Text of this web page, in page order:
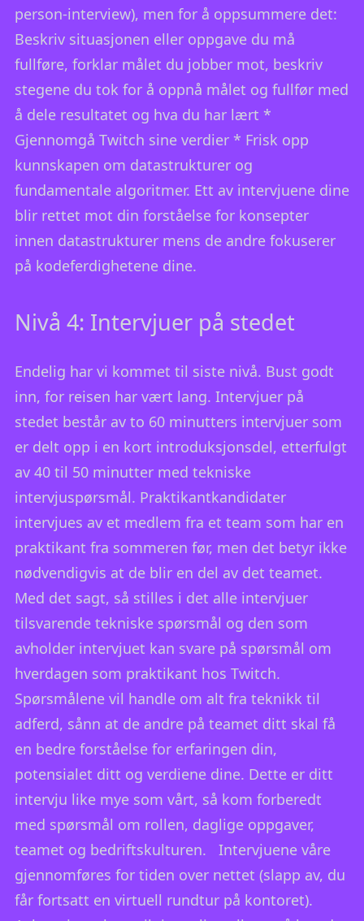
person-interview), men for å oppsummere det:
Beskriv situasjonen eller oppgave du må
fullføre, forklar målet du jobber mot, beskriv
stegene du tok for å oppnå målet og fullfør med
å dele resultatet og hva du har lært *
Gjennomgå Twitch sine verdier * Frisk opp
kunnskapen om datastrukturer og
fundamentale algoritmer. Ett av intervjuene dine
blir rettet mot din forståelse for konsepter
innen datastrukturer mens de andre fokuserer
på kodeferdighetene dine.
Nivå 4: Intervjuer på stedet
Endelig har vi kommet til siste nivå. Bust godt
inn, for reisen har vært lang. Intervjuer på
stedet består av to 60 minutters intervjuer som
er delt opp i en kort introduksjonsdel, etterfulgt
av 40 til 50 minutter med tekniske
intervjuspørsmål. Praktikantkandidater
intervjues av et medlem fra et team som har en
praktikant fra sommeren før, men det betyr ikke
nødvendigvis at de blir en del av det teamet.
Med det sagt, så stilles i det alle intervjuer
tilsvarende tekniske spørsmål og den som
avholder intervjuet kan svare på spørsmål om
hverdagen som praktikant hos Twitch.
Spørsmålene vil handle om alt fra teknikk til
adferd, sånn at de andre på teamet ditt skal få
en bedre forståelse for erfaringen din,
potensialet ditt og verdiene dine. Dette er ditt
intervju like mye som vårt, så kom forberedt
med spørsmål om rollen, daglige oppgaver,
teamet og bedriftskulturen. Intervjuene våre
gjennomføres for tiden over nettet (slapp av, du
får fortsatt en virtuell rundtur på kontoret).